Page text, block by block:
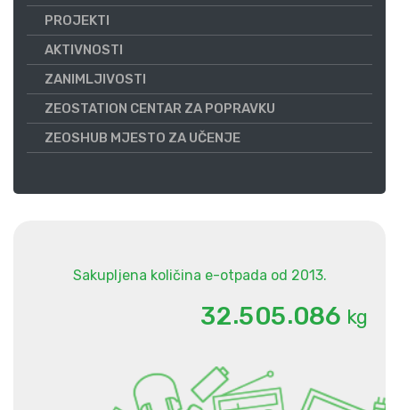
PROJEKTI
AKTIVNOSTI
ZANIMLJIVOSTI
ZEOSTATION CENTAR ZA POPRAVKU
ZEOSHUB MJESTO ZA UČENJE
Sakupljena količina e-otpada od 2013.
32.505.086 kg